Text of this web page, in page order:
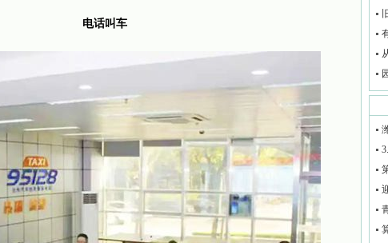
电话叫车